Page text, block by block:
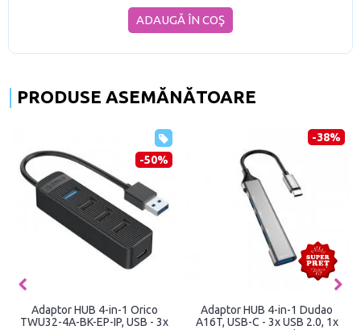
ADAUGĂ ÎN COŞ
PRODUSE ASEMĂNĂTOARE
-50%
Adaptor HUB 4-in-1 Orico
TWU32-4A-BK-EP-IP, USB - 3x
-38%
Adaptor HUB 4-in-1 Dudao
A16T, USB-C - 3x USB 2.0, 1x